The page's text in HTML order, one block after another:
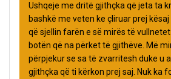
Ushqeje me dritë gjithçka që jeta ta
bashkë me veten ke çliruar prej
që sjellin farën e së mirës të
botën që na përket të gjithëve. Më
përpjekur se sa të zvarritesh duke u
gjithçka që ti kërkon prej saj. Nuk ka